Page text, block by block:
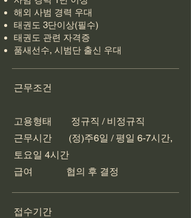
해외 사범 경력 우대
태권도 3단이상(필수)
태권도 관련 자격증
품새선수, 시범단 출신 우대
근무조건
고용형태 정규직 / 비정규직
근무시간 (정)주6일 / 평일 6-7시간,
토요일 4시간
급여 협의 후 결정
접수기간